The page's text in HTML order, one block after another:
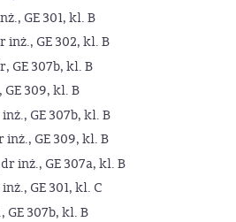
GE 301, kl. B
inż., GE 302, kl. B
GE 307b, kl. B
GE 309, kl. B
GE 307b, kl. B
inż., GE 309, kl. B
inż., GE 307a, kl. B
GE 301, kl. C
GE 307b, kl. B